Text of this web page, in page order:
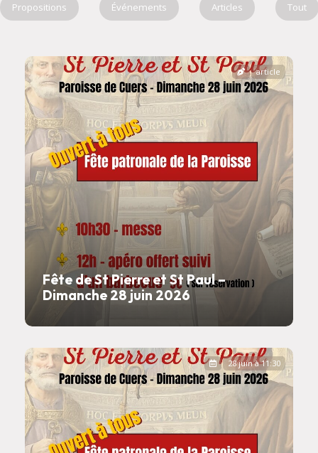
Propositions Événements Articles Tout
Fête de St Pierre et St Paul –
Dimanche 28 juin 2026
article
28 juin à 11:30